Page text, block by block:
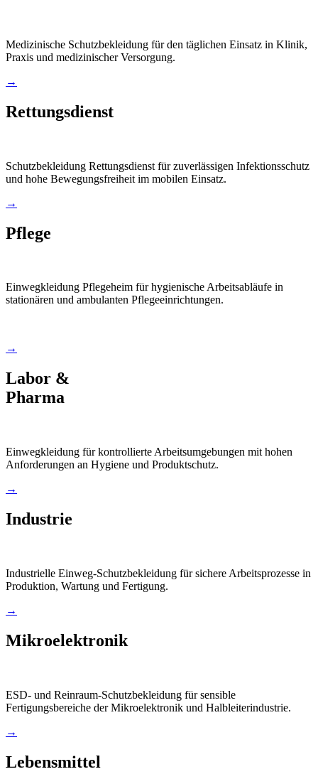
Medizinische Schutzbekleidung für den täglichen Einsatz in Klinik,
Praxis und medizinischer Versorgung.
→
Rettungsdienst
Schutzbekleidung Rettungsdienst für zuverlässigen Infektionsschutz
und hohe Bewegungsfreiheit im mobilen Einsatz.
→
Pflege
Einwegkleidung Pflegeheim für hygienische Arbeitsabläufe in
stationären und ambulanten Pflegeeinrichtungen.
→
Labor &
Pharma
Einwegkleidung für kontrollierte Arbeitsumgebungen mit hohen
Anforderungen an Hygiene und Produktschutz.
→
Industrie
Industrielle Einweg-Schutzbekleidung für sichere Arbeitsprozesse in
Produktion, Wartung und Fertigung.
→
Mikroelektronik
ESD- und Reinraum-Schutzbekleidung für sensible
Fertigungsbereiche der Mikroelektronik und Halbleiterindustrie.
→
Lebensmittel